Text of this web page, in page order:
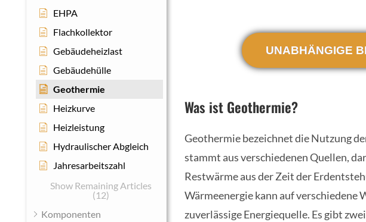
EHPA
Flachkollektor
Gebäudeheizlast
Gebäudehülle
Geothermie
Heizkurve
Heizleistung
Hydraulischer Abgleich
Jahresarbeitszahl
Show Remaining Articles
(12)
Komponenten
UNABHÄNGIGE
Was ist Geothermie?
Geothermie bezeichnet die Nutzung
stammt aus verschiedenen Quellen,
Restwärme aus der Zeit der
Wärmeenergie kann auf verschiedene
zuverlässige Energiequelle. Es gibt